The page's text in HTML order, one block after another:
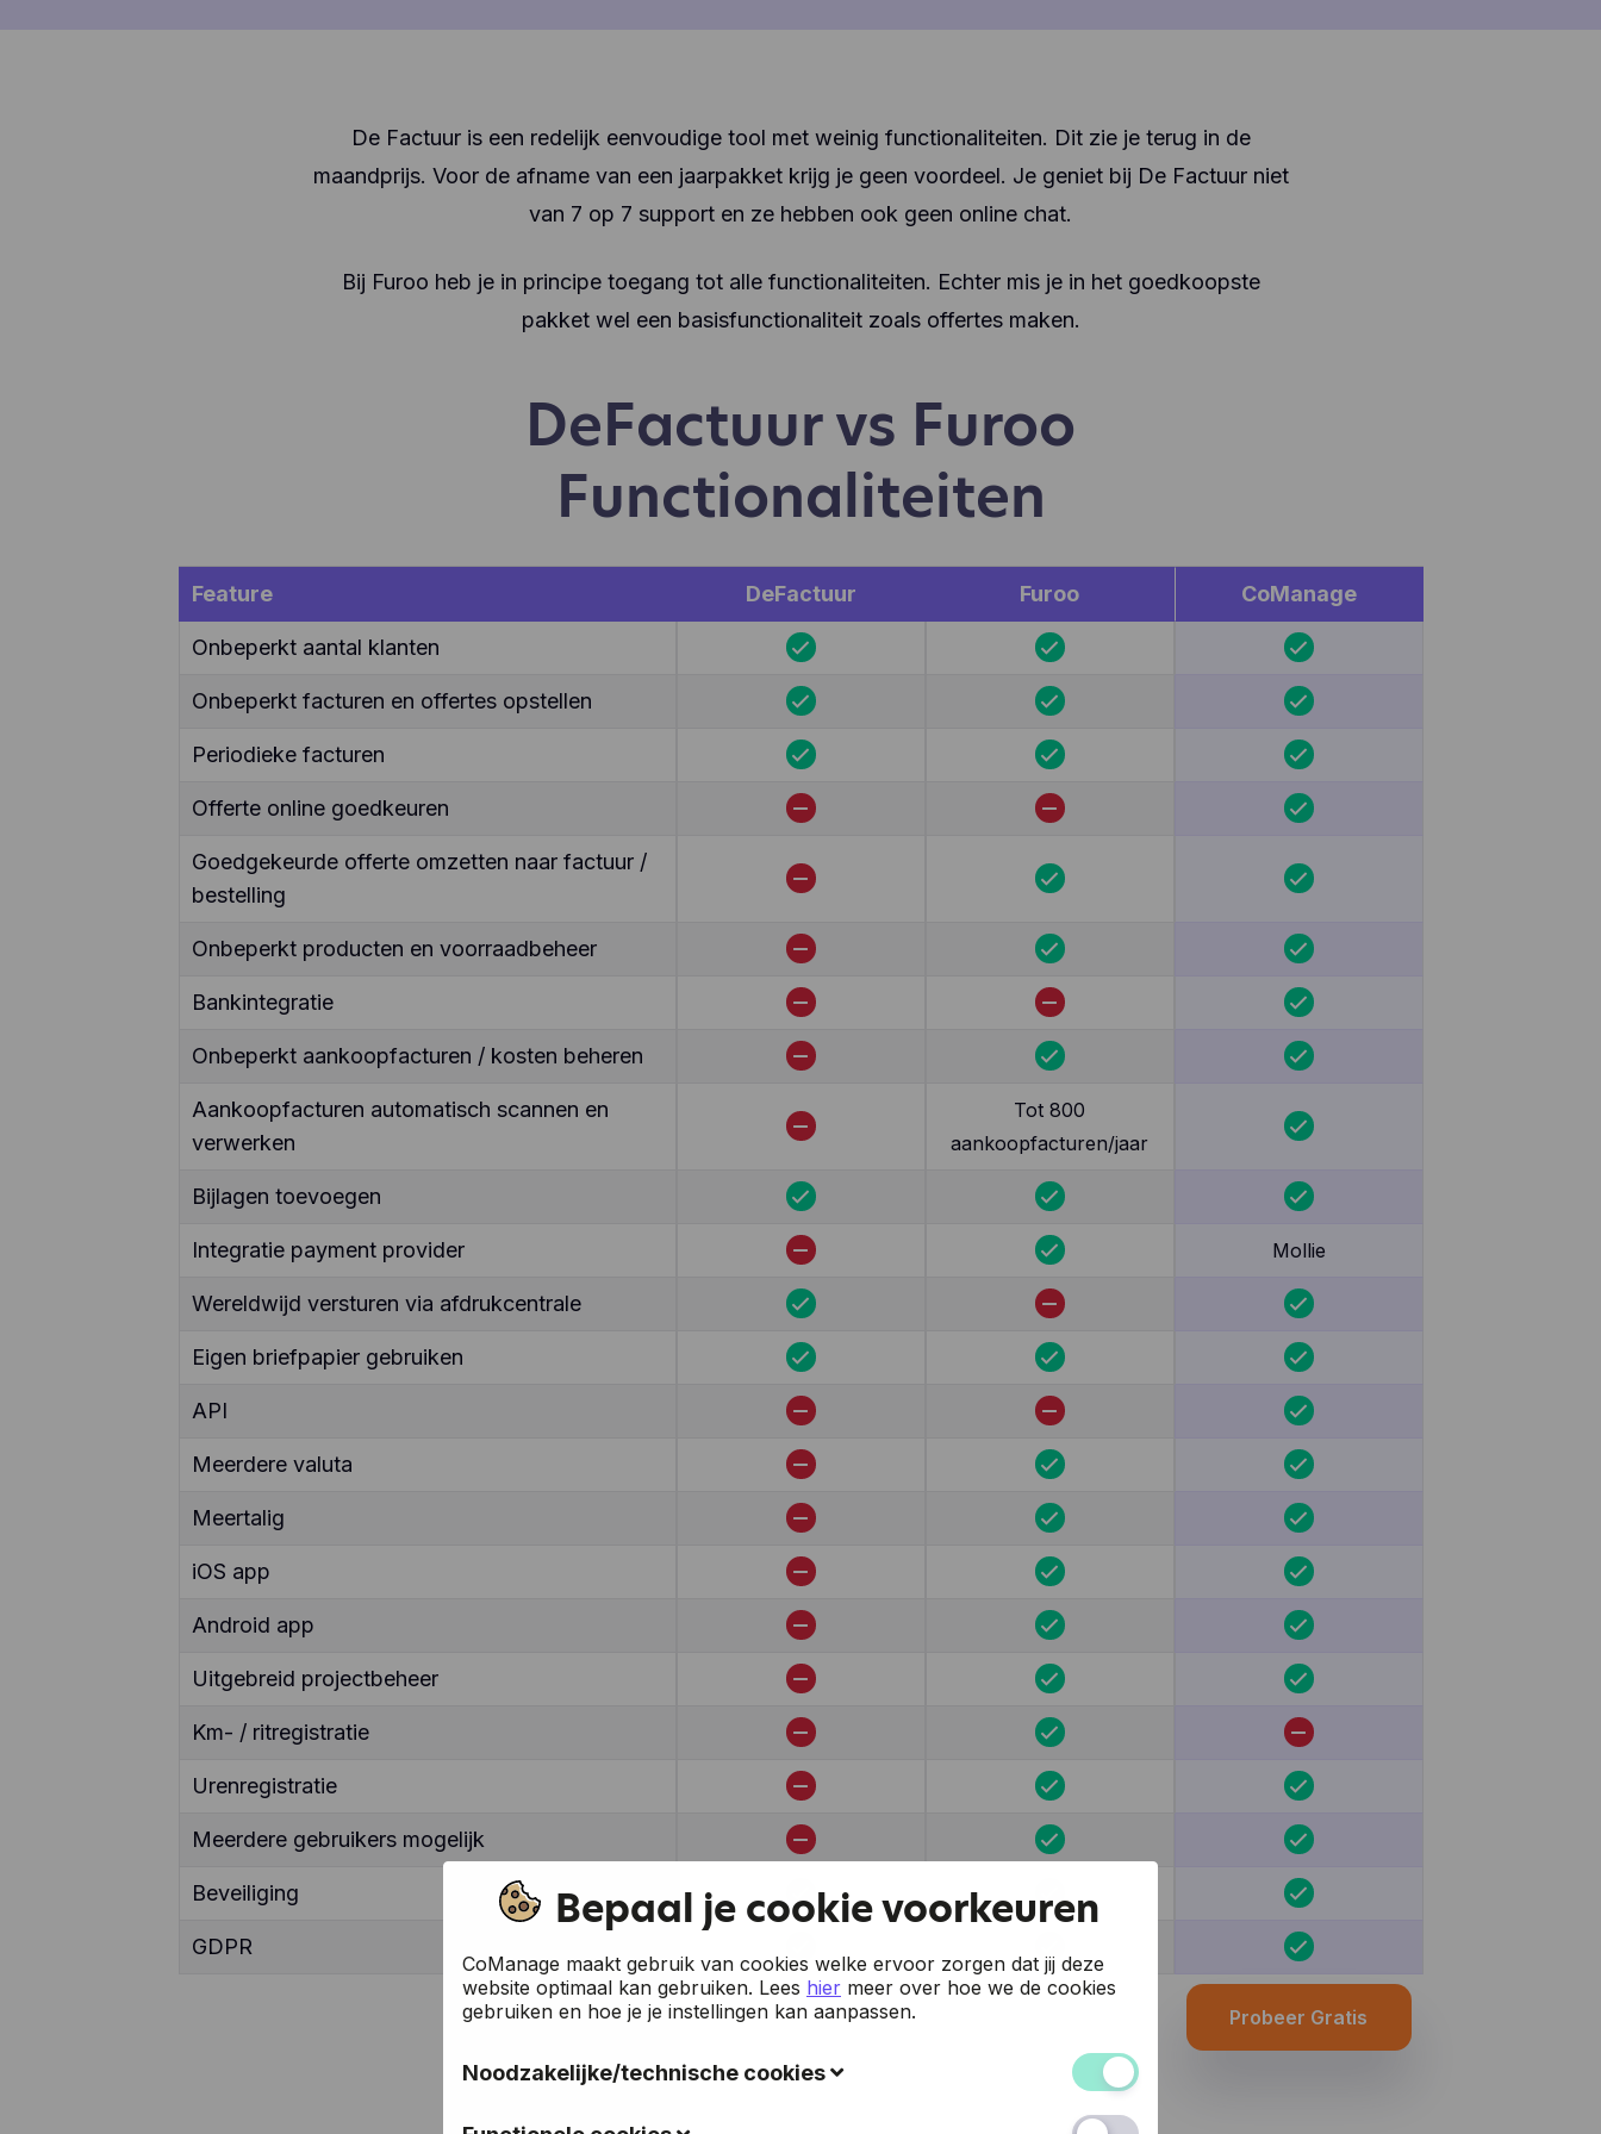
De Factuur is een redelijk eenvoudige tool met weinig functionaliteiten. Dit zie je terug in de
maandprijs. Voor de afname van een jaarpakket krijg je geen voordeel. Je geniet bij De Factuur niet
van 7 op 7 support en ze hebben ook geen online chat.
Bij Furoo heb je in principe toegang tot alle functionaliteiten. Echter mis je in het goedkoopste
pakket wel een basisfunctionaliteit zoals offertes maken.
DeFactuur vs Furoo
Functionaliteiten
Feature DeFactuur Furoo CoManage
Onbeperkt aantal klanten
Onbeperkt facturen en offertes opstellen
Periodieke facturen
Offerte online goedkeuren
Goedgekeurde offerte omzetten naar factuur /
bestelling
Onbeperkt producten en voorraadbeheer
Bankintegratie
Onbeperkt aankoopfacturen / kosten beheren
Aankoopfacturen automatisch scannen en
verwerken
Tot 800
aankoopfacturen/jaar
Bijlagen toevoegen
Integratie payment provider Mollie
Wereldwijd versturen via afdrukcentrale
Eigen briefpapier gebruiken
API
Meerdere valuta
Meertalig
iOS app
Android app
Uitgebreid projectbeheer
Km- / ritregistratie
Urenregistratie
Meerdere gebruikers mogelijk
Beveiliging
GDPR
Probeer Gratis
Bepaal je cookie voorkeuren
CoManage maakt gebruik van cookies welke ervoor zorgen dat jij deze
website optimaal kan gebruiken. Lees hier meer over hoe we de cookies
gebruiken en hoe je je instellingen kan aanpassen.
Noodzakelijke/technische cookies
Deze cookies verzamelen gegevens om de gebruiksvriendelijkheid van de